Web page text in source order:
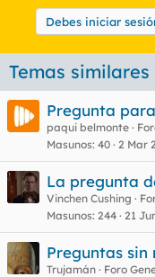
Debes iniciar
Temas similares
Pregunta
paqui belmonte
Masunos 40 2 Mar
La pregunta
Vinchen Cushing
Masunos 244 21
Preguntas sin
Trujamán
Foro